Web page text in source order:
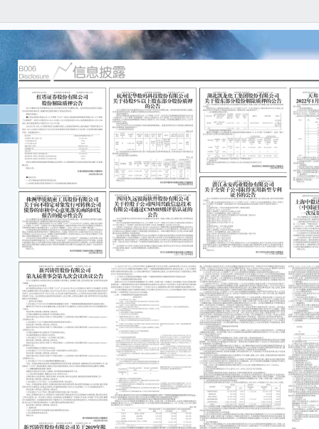
A股
达
B股
上海
行政
一次
本
任何
容的
上海
简称